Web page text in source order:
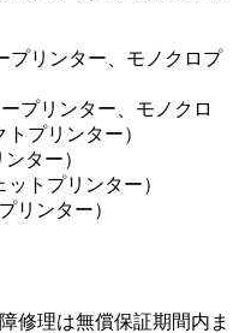
プリンター、モノクロプ
プリンター、モノクロ
プリンター）
ター）
トプリンター）
リンター）
修理は無償保証期間内ま